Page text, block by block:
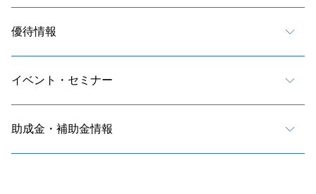
優待情報
イベント・セミナー
助成金・補助金情報